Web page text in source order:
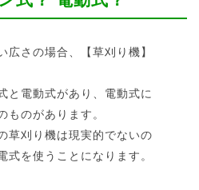
広さの場合、【草刈り機】
と電動式があり、電動式に
ものがあります。
草刈り機は現実的でないの
式を使うことになります。